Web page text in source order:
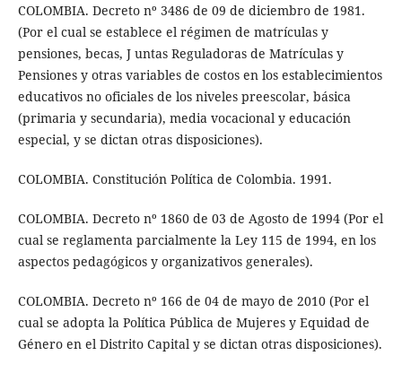
COLOMBIA. Decreto nº 3486 de 09 de diciembro de 1981.
(Por el cual se establece el régimen de matrículas y
pensiones, becas, J untas Reguladoras de Matrículas y
Pensiones y otras variables de costos en los establecimientos
educativos no oficiales de los niveles preescolar, básica
(primaria y secundaria), media vocacional y educación
especial, y se dictan otras disposiciones).
COLOMBIA. Constitución Política de Colombia. 1991.
COLOMBIA. Decreto nº 1860 de 03 de Agosto de 1994 (Por el
cual se reglamenta parcialmente la Ley 115 de 1994, en los
aspectos pedagógicos y organizativos generales).
COLOMBIA. Decreto nº 166 de 04 de mayo de 2010 (Por el
cual se adopta la Política Pública de Mujeres y Equidad de
Género en el Distrito Capital y se dictan otras disposiciones).